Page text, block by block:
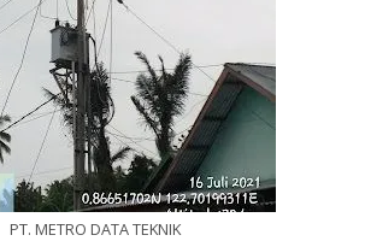
PT. METRO DATA TEKNIK